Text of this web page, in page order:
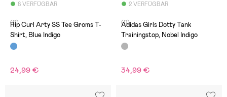
8 VERFÜGBAR
(0)
Rip Curl Arty SS Tee Groms T-
Shirt, Blue Indigo
24,99 €
2 VERFÜGBAR
(0)
Adidas Girls Dotty Tank
Trainingstop, Nobel Indigo
34,99 €